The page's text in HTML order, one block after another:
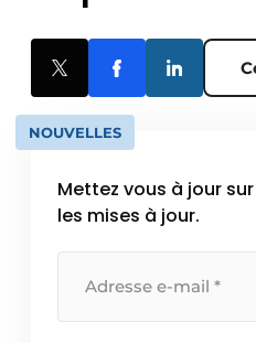
NOUVELLES
Mettez vous à jour
les mises à jour.